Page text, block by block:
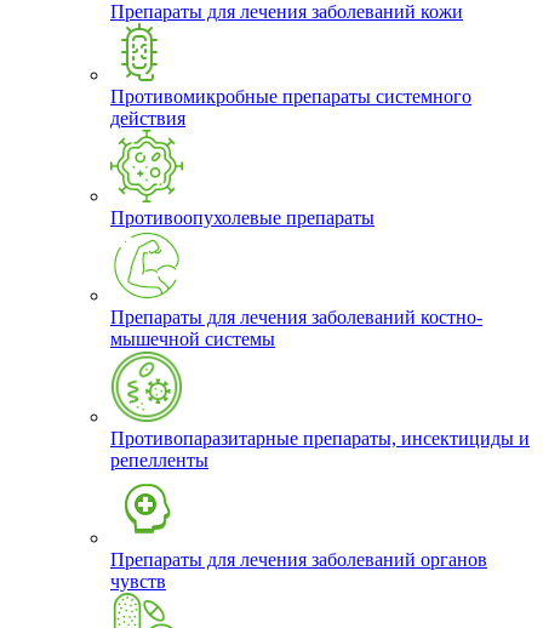
Препараты для лечения заболеваний кожи
Противомикробные препараты системного
действия
Противоопухолевые препараты
Препараты для лечения заболеваний костно-
мышечной системы
Противопаразитарные препараты, инсектициды и
репелленты
Препараты для лечения заболеваний органов
чувств